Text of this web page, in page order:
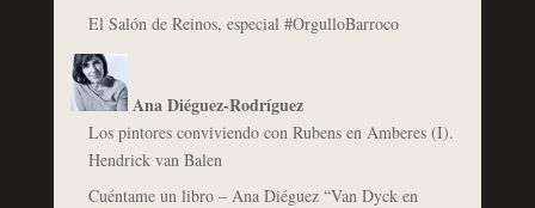
El Salón de Reinos, especial #OrgulloBarroco
Ana Diéguez-Rodríguez
Los pintores conviviendo con Rubens en Amberes (I).
Hendrick van Balen
Cuéntame un libro – Ana Diéguez “Van Dyck en